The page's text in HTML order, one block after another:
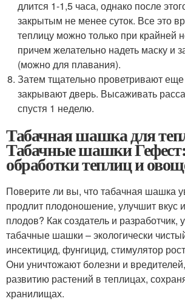
длится 1-1,5 часа, однако после
закрытым не менее суток. Все это
теплицу можно только при крайней
причем желательно надеть маску и
(можно для плавания).
Затем тщательно проветривают еще
закрывают дверь. Высаживать
спустя 1 неделю.
Табачная шашка для
Табачные шашки
обработки теплиц и
Поверите ли вы, что табачная шашка
продлит плодоношение, улучшит вкус
плодов? Как создатель и разработчик,
табачные шашки – экологически
инсектицид, фунгицид, стимулятор
Они уничтожают болезни и
развитию растений в теплицах,
хранилищах.